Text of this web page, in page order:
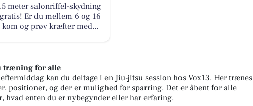
meter salonriffel-skydning
Er du mellem 6 og 16
kom og prøv kræfter med...
træning for alle
kan du deltage i en Jiu-jitsu session hos Vox13. Her trænes
positioner, og der er mulighed for sparring. Det er åbent for alle
hvad enten du er nybegynder eller har erfaring.